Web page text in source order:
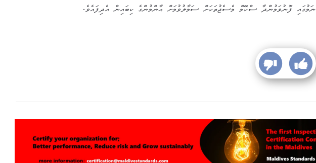
ނަމުގައި ފޮނުވަމުންދާ ސްކޭމް މެސެޖުތަކަށް ސަމާލުވުމަށް އާންމުންގެ ކިބައިން އެދިފައެވެ.